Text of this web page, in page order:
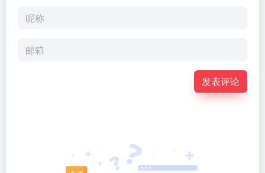
发表评论